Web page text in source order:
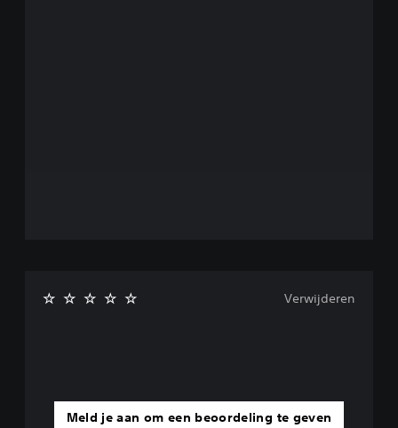
Meld je aan om een beoordeling te geven
Verwijderen